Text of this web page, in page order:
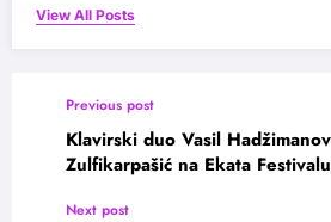
View All Posts
Previous post
Klavirski duo Vasil
Zulfikarpašić na Ekata Festivalu
Next post